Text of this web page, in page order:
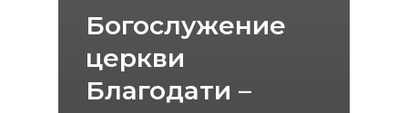
Богослужение
церкви
Благодати –